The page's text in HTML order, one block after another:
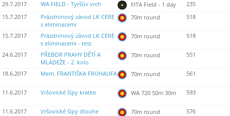
29.7.2017 WA FIELD - Tyršův vrch FITA Field - 1 day
235
15.7.2017
Prázdninový závod LK CERE
s eliminacemi
70m round 518
15.7.2017
Prázdninový závod LK CERE
s eliminacemi - test
70m round 518
24.6.2017
PŘEBOR PRAHY DĚTÍ A
MLÁDEŽE - 2. kolo
70m round 551
18.6.2017 Mem. FRANTIŠKA FRÜHAUFA 70m round 561
11.6.2017 Vršovické šípy kratke WA 720 50m 30m 593
11.6.2017 Vršovické šípy dlouhe 70m round 576